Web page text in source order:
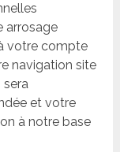
arrosage
votre compte
navigation site
sera
et votre
à notre base